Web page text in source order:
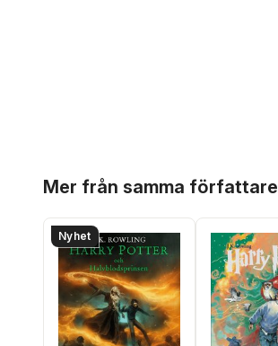
Mer från samma författare
Nyhet